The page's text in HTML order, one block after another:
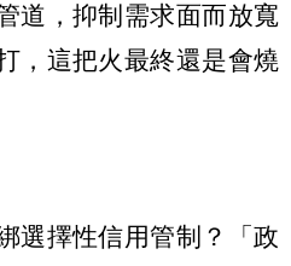
道，抑制需求面而放寬
，這把火最終還是會燒
選擇性信用管制？「政